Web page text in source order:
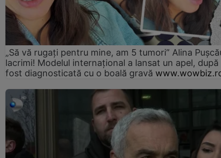
„Să vă rugați pentru mine, am 5 tumori” Alina
lacrimi! Modelul internațional a lansat un apel, după
fost diagnosticată cu o boală gravă